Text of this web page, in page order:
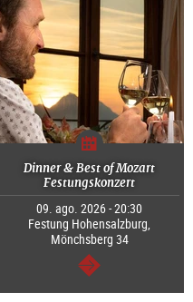
Dinner & Best of Mozart
Festungskonzert
09. ago. 2026 - 20:30
Festung Hohensalzburg,
Mönchsberg 34
continuar